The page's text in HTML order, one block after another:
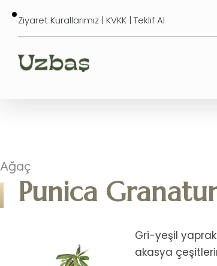
Ziyaret Kurallarımız | KVKK | Teklif Al
Ağaç
Punica
Gri-yeşil
akasya